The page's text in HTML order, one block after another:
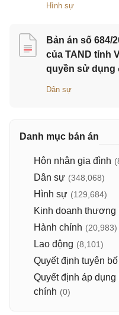
Hình sự
Bản án số 684/
của TAND tỉnh
quyền sử dụng
Dân sự
Danh mục bản án
Hôn nhân gia đình
Dân sự (348,068)
Hình sự (129,684)
Kinh doanh thương
Hành chính (20,983)
Lao động (8,101)
Quyết định tuyên
Quyết định áp
chính (0)